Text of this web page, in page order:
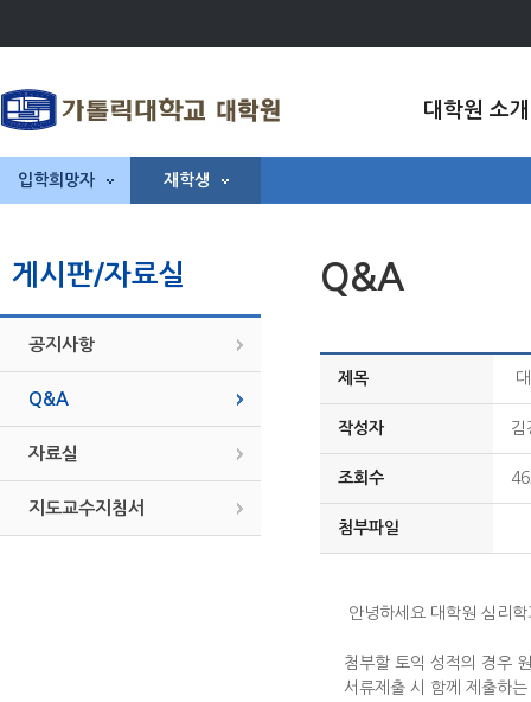
대학원 소개
입학희망자 재학생
게시판/자료실
공지사항
Q&A
자료실
지도교수지침서
Q&A
제목
작성자 김
조회수
첨부파일
안녕하세요 대학원 심리
첨부할 토익 성적의 경우
서류제출 시 함께 제출하